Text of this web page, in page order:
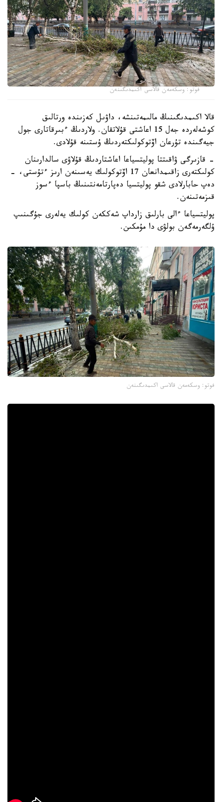
فوتو: وسكەمەن قالاسى اكىمدىگىنەن
قالا اكىمدىگىنىڭ مالىمەتىنشە، داۋىل كەزىندە ورتالىق
كوشەلەردە جەل 15 اعاشتى قۇلاتقان. ولاردىڭ ءبىرقاتارى جول
جيەگىندە تۇرعان اۆتوكولىكتەردىڭ ۇستىنە قۇلادى.
- قازىرگى ۋاقىتتا پوليتسياعا اعاشتاردىڭ قۇلاۋى سالدارىنان
كولىكتەرى زاقىمدانعان 17 اۆتوكولىك يەسىنەن ارىز ءتۇستى، -
دەپ حابارلادى شقو پوليتسيا دەپارتامەنتىنىڭ باسپا ءسوز
قىزمەتىنەن.
پوليتسياعا ءالى بارلىق زارداپ شەككەن كولىك يەلەرى جۇگىنىپ
ۇلگەرمەگەن بولۋى دا مۇمكىن.
فوتو: وسكەمەن قالاسى اكىمدىگىنەن